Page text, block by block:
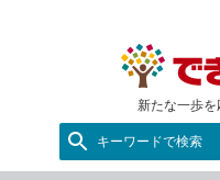
新たな一歩
キーワードで検索